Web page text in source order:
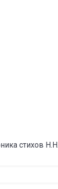
стихов